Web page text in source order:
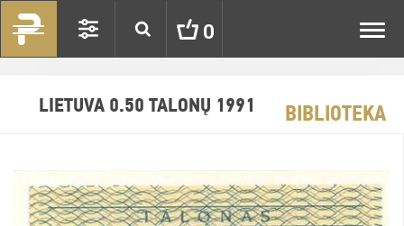
0
LIETUVA 0.50 TALONŲ 1991 BIBLIOTEKA